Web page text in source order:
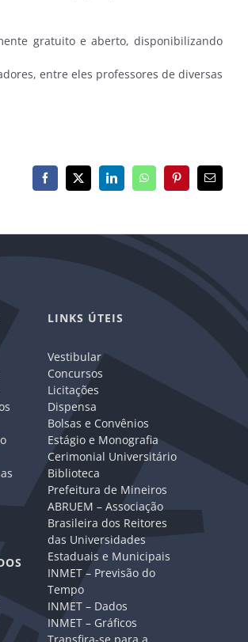
gratuito e aberto, disponibilizando
entre eles professores de diversas
Facebook
X LinkedInWhatsAppPinterest
E-
mail
LINKS ÚTEIS
Vestibular
Concursos
Licitações
Dispensa
Bolsas e Convênios
Estágio e Monografia
Cerimonial Universitário
Biblioteca
Prefeitura de Mineiros
ABRUEM – Associação
Brasileira dos Reitores
das Universidades
Estaduais e Municipais
INMET – Previsão do
Tempo
INMET – Dados
INMET – Gráficos
Transfira-se para a